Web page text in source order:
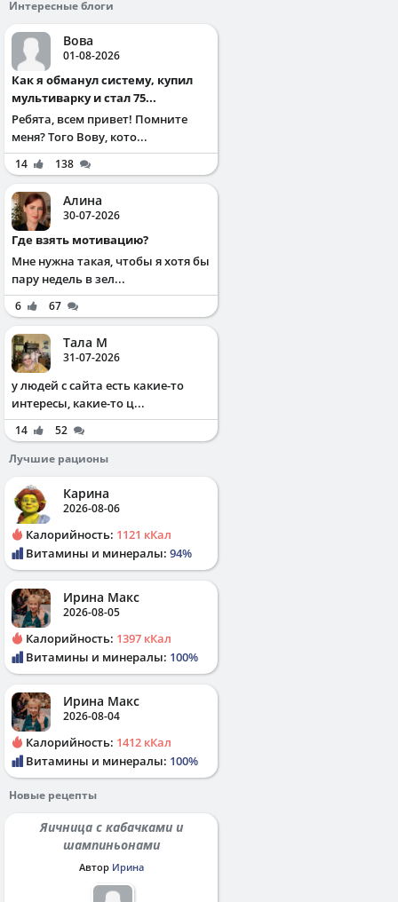
Интересные блоги
Вова
01-08-2026
Как я обманул систему, купил
мультиварку и стал 75...
Ребята, всем привет! Помните
меня? Того Вову, кото...
14 138
Алина
30-07-2026
Где взять мотивацию?
Мне нужна такая, чтобы я хотя бы
пару недель в зел...
6 67
Тала М
31-07-2026
у людей с сайта есть какие-то
интересы, какие-то ц...
14
52
Лучшие рационы
Карина
2026-08-06
Калорийность: 1121 кКал
Витамины и минералы: 94%
Ирина Макс
2026-08-05
Калорийность: 1397 кКал
Витамины и минералы: 100%
Ирина Макс
2026-08-04
Калорийность: 1412 кКал
Витамины и минералы: 100%
Новые рецепты
Яичница с кабачками и
шампиньонами
Автор Ирина